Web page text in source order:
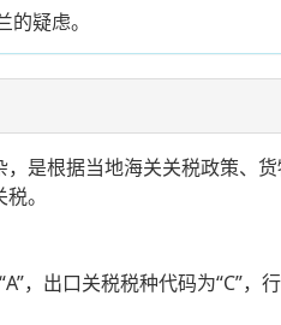
的疑虑。
是根据当地海关关税政策、
。
口关税税种代码为“C”，行